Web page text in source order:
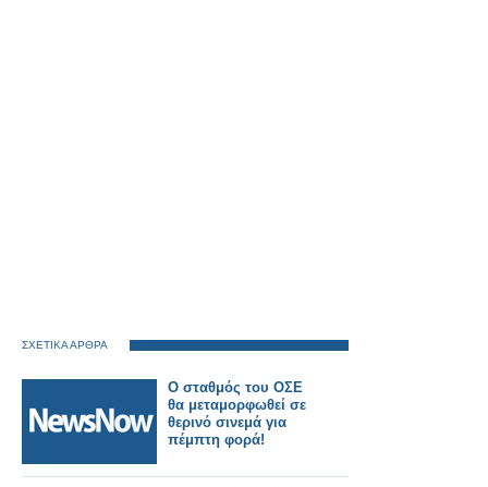
ΣΧΕΤΙΚΑ ΑΡΘΡΑ
Ο σταθμός του ΟΣΕ
θα μεταμορφωθεί σε
θερινό σινεμά για
πέμπτη φορά!